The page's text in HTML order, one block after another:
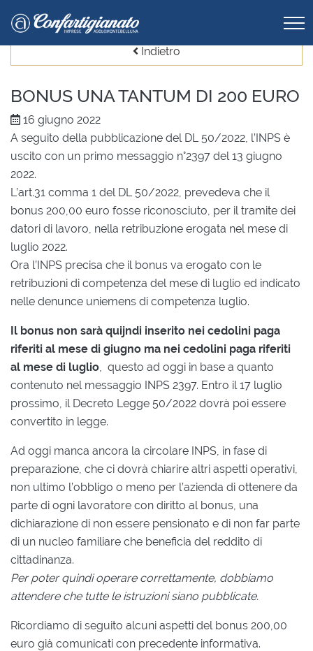
Indietro
BONUS UNA TANTUM DI 200 EURO
16 giugno 2022
A seguito della pubblicazione del DL 50/2022, l’INPS è
uscito con un primo messaggio n°2397 del 13 giugno
2022.
L’art.31 comma 1 del DL 50/2022, prevedeva che il
bonus 200,00 euro fosse riconosciuto, per il tramite dei
datori di lavoro, nella retribuzione erogata nel mese di
luglio 2022.
Ora l’INPS precisa che il bonus va erogato con le
retribuzioni di competenza del mese di luglio ed indicato
nelle denunce uniemens di competenza luglio.
Il bonus non sarà quijndi inserito nei cedolini paga
riferiti al mese di giugno ma nei cedolini paga riferiti
al mese di luglio, questo ad oggi in base a quanto
contenuto nel messaggio INPS 2397. Entro il 17 luglio
prossimo, il Decreto Legge 50/2022 dovrà poi essere
convertito in legge.
Ad oggi manca ancora la circolare INPS, in fase di
preparazione, che ci dovrà chiarire altri aspetti operativi,
non ultimo l’obbligo o meno per l’azienda di ottenere da
parte di ogni lavoratore con diritto al bonus, una
dichiarazione di non essere pensionato e di non far parte
di un nucleo familiare che beneficia del reddito di
cittadinanza.
Per poter quindi operare correttamente, dobbiamo
attendere che tutte le istruzioni siano pubblicate.
Ricordiamo di seguito alcuni aspetti del bonus 200,00
euro già comunicati con precedente informativa.